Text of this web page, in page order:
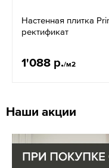
Настенная плитка
ректификат
1'088 р./м2
Наши акции